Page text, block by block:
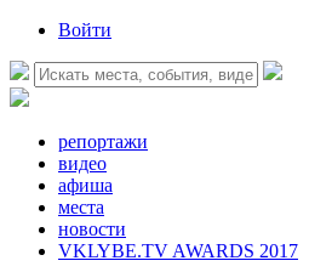
Войти
репортажи
видео
афиша
места
новости
VKLYBE.TV AWARDS 2017